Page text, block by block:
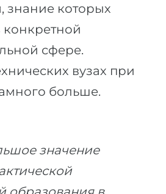
знание которых
конкретной
сфере.
вузах при
больше.
значение